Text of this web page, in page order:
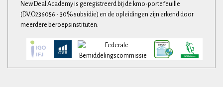
New Deal Academy is geregistreerd bij de kmo-portefeuille
(DV.O236056 - 30% subsidie) en de opleidingen zijn erkend door
meerdere beroepsinstituten.